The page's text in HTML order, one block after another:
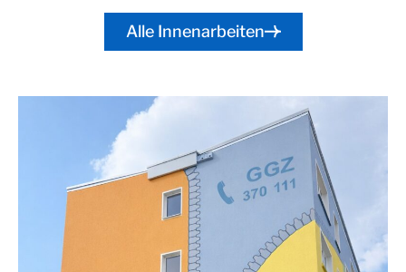
Alle Innenarbeiten